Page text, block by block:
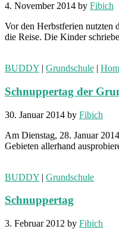
4. November 2014 by Fibich
Vor den Herbstferien nutzten
die Reise. Die Kinder
BUDDY | Grundschule |
Schnuppertag der
30. Januar 2014 by Fibich
Am Dienstag, 28. Januar
Gebieten allerhand
BUDDY | Grundschule
Schnuppertag
3. Februar 2012 by Fibich